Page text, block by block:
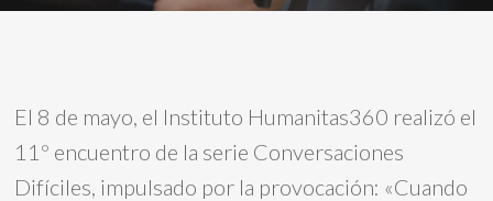
El 8 de mayo, el Instituto Humanitas360 realizó el
11º encuentro de la serie Conversaciones
Difíciles, impulsado por la provocación: «Cuando